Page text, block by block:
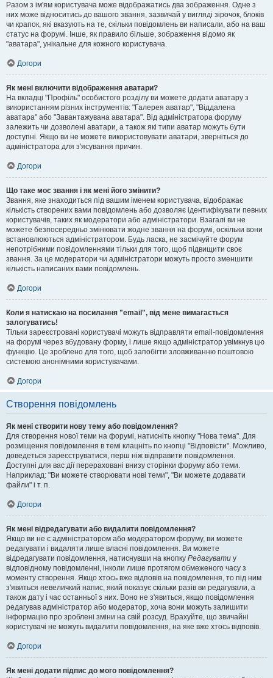
Разом з ім'ям користувача може відображатись два зображення. Одне з
них може відноситись до вашого звання, зазвичай у вигляді зірочок, блоків
чи крапок, які вказують на те, скільки повідомлень ви написали, або на ваш
статус на форумі. Інше, як правило більше, зображення відомо як
"аватара", унікальне для кожного користувача.
Догори
Як мені включити відображення аватари?
На вкладці "Профіль" особистого розділу ви можете додати аватару з
використанням різних інструментів: "Галерея аватар", "Віддалена
аватара" або "Завантажувана аватара". Від адміністратора форуму
залежить чи дозволені аватари, а також які типи аватар можуть бути
доступні. Якщо ви не можете використовувати аватари, зверніться до
адміністратора для з'ясування причин.
Догори
Що таке моє звання і як мені його змінити?
Звання, яке знаходиться під вашим іменем користувача, відображає
кількість створених вами повідомлень або дозволяє ідентифікувати певних
користувачів, таких як модератори або адміністратори. Взагалі ви не
можете безпосередньо змінювати жодне звання на форумі, оскільки вони
встановлюються адміністратором. Будь ласка, не засмічуйте форум
непотрібними повідомленнями тільки для того, щоб підвищити своє
звання. За це модератори чи адміністратори можуть просто зменшити
кількість написаних вами повідомлень.
Догори
Коли я натискаю на посилання "email", від мене вимагається
залогуватись!
Тільки зареєстровані користувачі можуть відправляти email-повідомлення
на форумі через вбудовану форму, і лише якщо адміністратор увімкнув цю
функцію. Це зроблено для того, щоб запобігти зловживанню поштовою
системою анонімними користувачами.
Догори
Створення повідомлень
Як мені створити нову тему або повідомлення?
Для створення нової теми на форумі, натисніть кнопку "Нова тема". Для
розміщення повідомлення в темі клацніть по кнопці "Відповісти". Можливо,
доведеться зареєструватися, перш ніж відправити повідомлення.
Доступні для вас дії перераховані внизу сторінки форуму або теми.
Наприклад: "Ви можете створювати нові теми", "Ви можете додавати
файли" і т. п.
Догори
Як мені відредагувати або видалити повідомлення?
Якщо ви не є адміністратором або модератором форуму, ви можете
редагувати і видаляти лише власні повідомлення. Ви можете
відредагувати повідомлення, натиснувши на кнопку Редагувати у
відповідному повідомленні, інколи лише протягом обмеженого часу з
моменту створення. Якщо хтось вже відповів на повідомлення, то під ним
з'явиться невеличкий напис, який показує скільки разів ви редагували, а
також дату і час останньої з них. Воно не з'явиться, якщо повідомлення
редагував адміністратор або модератор, хоча вони можуть залишити
інформацію про зроблені зміни на свій розсуд. Врахуйте, що звичайні
користувачі не можуть видалити повідомлення, на яке вже хтось відповів.
Догори
Як мені додати підпис до мого повідомлення?